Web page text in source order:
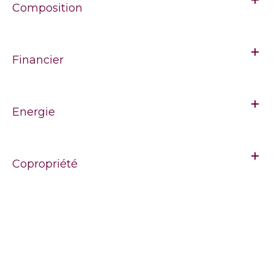
Composition
Financier
Energie
Copropriété